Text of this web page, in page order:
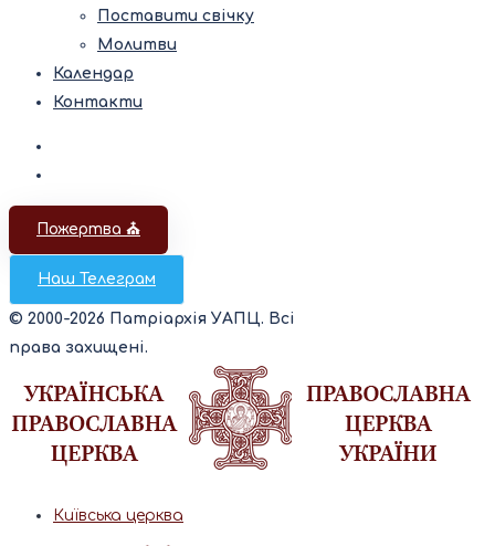
Поставити свічку
Молитви
Календар
Контакти
Пожертва ⛪️
Наш Телеграм
© 2000-2026 Патріархія УАПЦ. Всі
права захищені.
Київська церква